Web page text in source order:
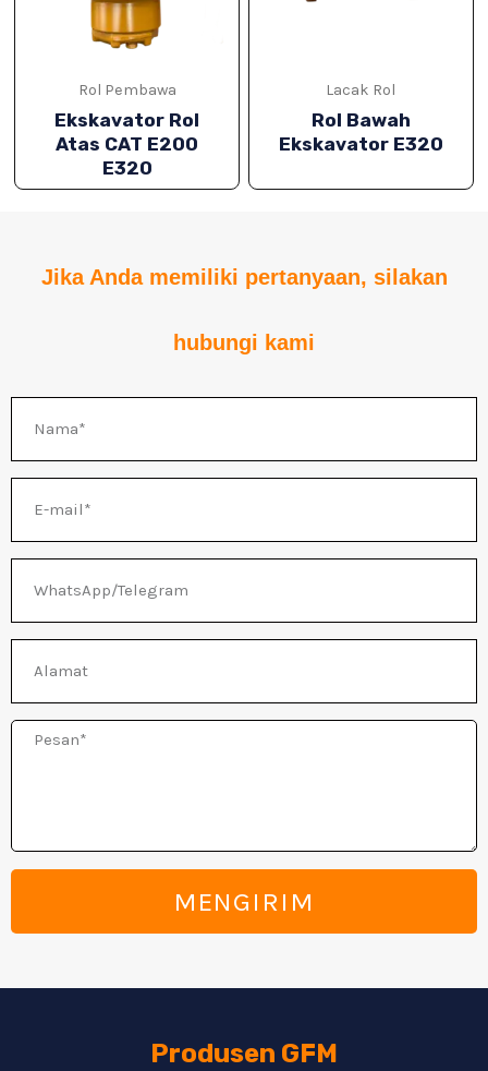
Rol Pembawa
Ekskavator Rol
Atas CAT E200
E320
Lacak Rol
Rol Bawah
Ekskavator E320
Jika Anda memiliki pertanyaan, silakan
hubungi kami
Pesan
MENGIRIM
Produsen GFM